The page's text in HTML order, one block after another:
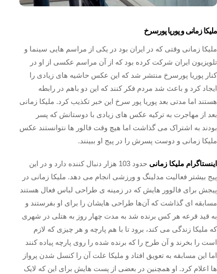
ملیکا زمانی و پوریا پورسرخ
ملیکا زمانی وقتی که در ایران بود در یکی از مراسم هایی سینما و
تلویزیون ایران شرکت کرده بود که از آن مراسم عکسی از او در
کنار پوریا پورسرخ منتشر شد که این عکس حاشیه های زیادی را
ایجاد کرد و باعث شد مردم فکر کنند که این دو باهم در رابطه
هستند اما مدتی بعد پوریا پور سرخ این خبر تکذیب کرد. ملیکا زمانی
بعد از مهاجرت به ترکیه عکس های زیادی با دوستانش که پسر
بودند به اشتراک می گذاشت اما هیچ وقت فالور ها نتوانستند عکس
ملیکا زمانی و دوست پسرش را در پیج او ببینند.
اینستاگرام ملیکا زمانی
حدود 103 هزار دنبال کننده دارد و در این
پیج بیشتر فعالیت مدلینگ و ورزشی انجام می دهد. ملیکا زمانی در
پیجش برای فالوور هایش که در زمینه ی طراحی لباس فعال هستند
مسابقه ای گذاشت که آن‌ها طراحی‌ هایشان را برای او بفرستند و
به قید قرعه هر کس برنده شد به مدت چهار روز به هتلی در شهری
که ملیکا زندگی می کند، برود تا با هم پارچه و هر چیزی که لازم
است را بخرند و آن طرح را که برنده شده را روی پارچه پیاده کنند
اما این مسابقه به تعویق افتاد و ملیکا علت آن را کنسل شدن پرواز
ها اعلام کرد. او همچنین در بعضی از پست هایش برای این که لایک